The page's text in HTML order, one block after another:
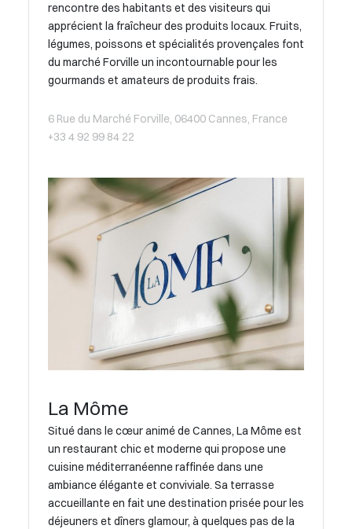
rencontre des habitants et des visiteurs qui
apprécient la fraîcheur des produits locaux. Fruits,
légumes, poissons et spécialités provençales font
du marché Forville un incontournable pour les
gourmands et amateurs de produits frais.
6 Rue du Marché Forville, 06400 Cannes, France
+33 4 92 99 84 22
La Môme
Situé dans le cœur animé de Cannes, La Môme est
un restaurant chic et moderne qui propose une
cuisine méditerranéenne raffinée dans une
ambiance élégante et conviviale. Sa terrasse
accueillante en fait une destination prisée pour les
déjeuners et dîners glamour, à quelques pas de la